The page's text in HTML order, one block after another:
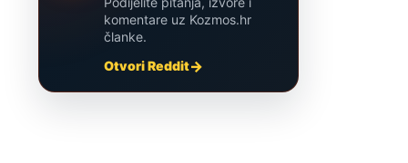
komentare uz Kozmos.hr
članke.
Otvori Reddit